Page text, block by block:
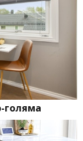
голяма